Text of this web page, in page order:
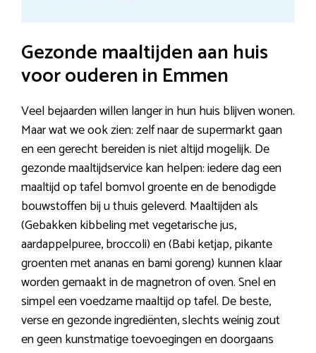
Gezonde maaltijden aan huis
voor ouderen in Emmen
Veel bejaarden willen langer in hun huis blijven wonen.
Maar wat we ook zien: zelf naar de supermarkt gaan
en een gerecht bereiden is niet altijd mogelijk. De
gezonde maaltijdservice kan helpen: iedere dag een
maaltijd op tafel bomvol groente en de benodigde
bouwstoffen bij u thuis geleverd. Maaltijden als
(Gebakken kibbeling met vegetarische jus,
aardappelpuree, broccoli) en (Babi ketjap, pikante
groenten met ananas en bami goreng) kunnen klaar
worden gemaakt in de magnetron of oven. Snel en
simpel een voedzame maaltijd op tafel. De beste,
verse en gezonde ingrediënten, slechts weinig zout
en geen kunstmatige toevoegingen en doorgaans